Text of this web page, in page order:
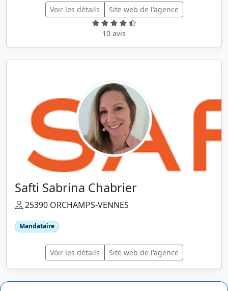
Voir les détails Site web de l'agence
10 avis
Safti Sabrina Chabrier
25390 ORCHAMPS-VENNES
Mandataire
Voir les détails Site web de l'agence